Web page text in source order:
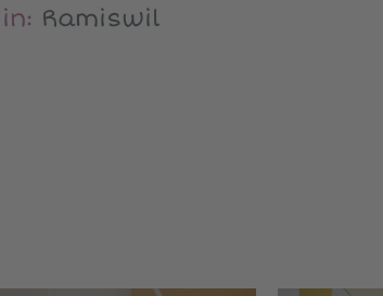
Ramiswil